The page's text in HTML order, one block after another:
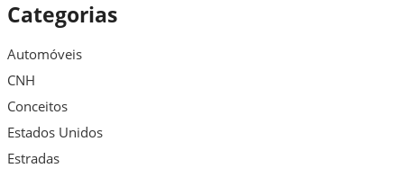
Categorias
Automóveis
CNH
Conceitos
Estados Unidos
Estradas